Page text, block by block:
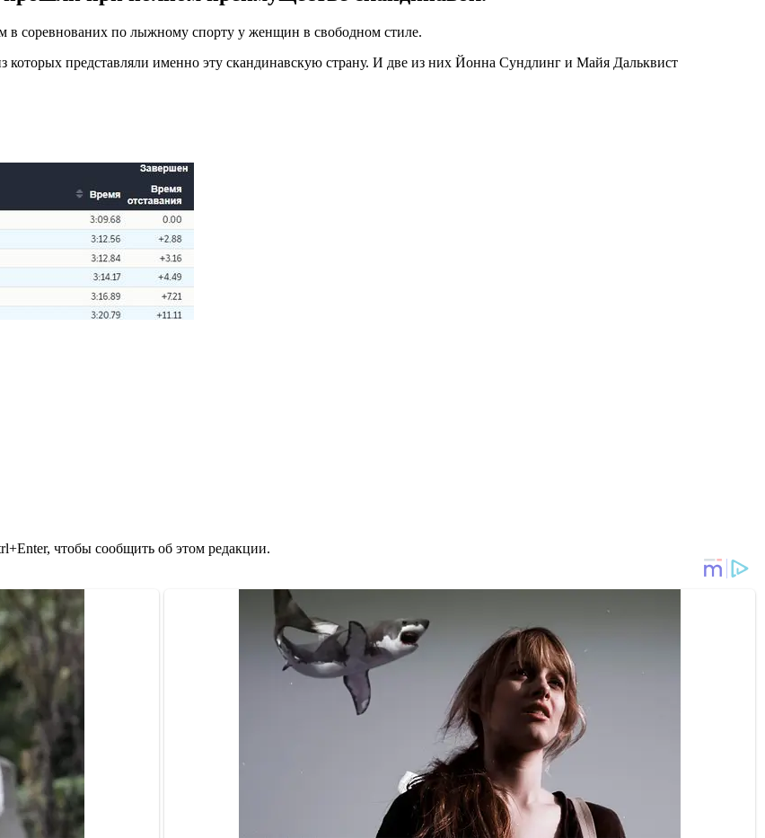
соревнованих по лыжному спорту у женщин в свободном стиле.
представляли именно эту скандинавскую страну. И две из них Йонна Сундлинг и Майя Дальквист
чтобы сообщить об этом редакции.